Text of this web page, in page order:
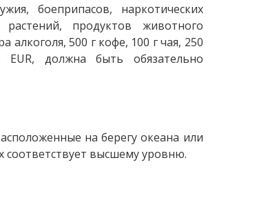
боеприпасов, наркотических
продуктов животного
500 г кофе, 100 г чая, 250
должна быть обязательно
на берегу океана или
соответствует высшему уровню.